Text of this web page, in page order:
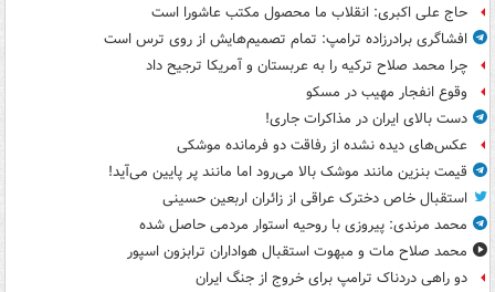
حاج علی اکبری: انقلاب ما محصول مکتب عاشورا است
افشاگری برادرزاده ترامپ: تمام تصمیم‌هایش از روی ترس است
چرا محمد صلاح ترکیه را به عربستان و آمریکا ترجیح داد
وقوع انفجار مهیب در مسکو
دست بالای ایران در مذاکرات جاری!
عکس‌های دیده نشده از رفاقت دو فرمانده‌ موشکی
قیمت بنزین مانند موشک بالا می‌رود اما مانند پر پایین می‌آید!
استقبال خاص دخترک عراقی از زائران اربعین حسینی
محمد مرندی: پیروزی با روحیه استوار مردمی حاصل شده
محمد صلاح مات و مبهوت استقبال هواداران ترابزون اسپور
دو راهی دردناک ترامپ برای خروج از جنگ ایران